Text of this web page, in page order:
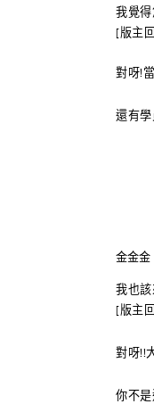
我覺得
[版主
對呀!
還有學
金金金
我也該
[版主
對呀!!
你不是